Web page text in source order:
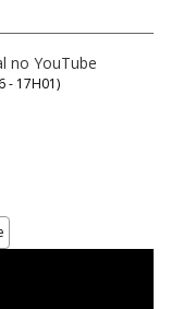
no YouTube
- 17H01)